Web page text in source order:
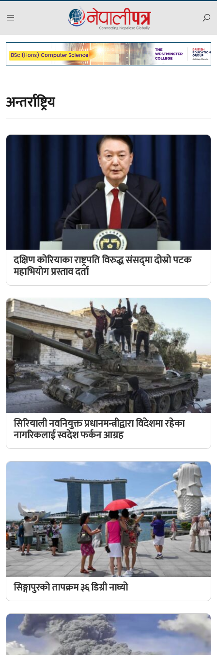
अन्तर्राष्ट्रिय
दक्षिण कोरियाका राष्ट्रपति विरुद्ध संसद्‍मा दोस्रो पटक
महाभियोग प्रस्ताव दर्ता
सिरियाली नवनियुक्त प्रधानमन्त्रीद्वारा विदेशमा रहेका
नागरिकलाई स्वदेश फर्कन आग्रह
सिङ्गापुरको तापक्रम ३६ डिग्री नाघ्यो